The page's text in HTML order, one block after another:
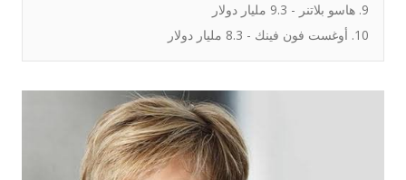
9. هاسو بلاتنر - 9.3 مليار دولار
10. أوغست فون فينك - 8.3 مليار دولار